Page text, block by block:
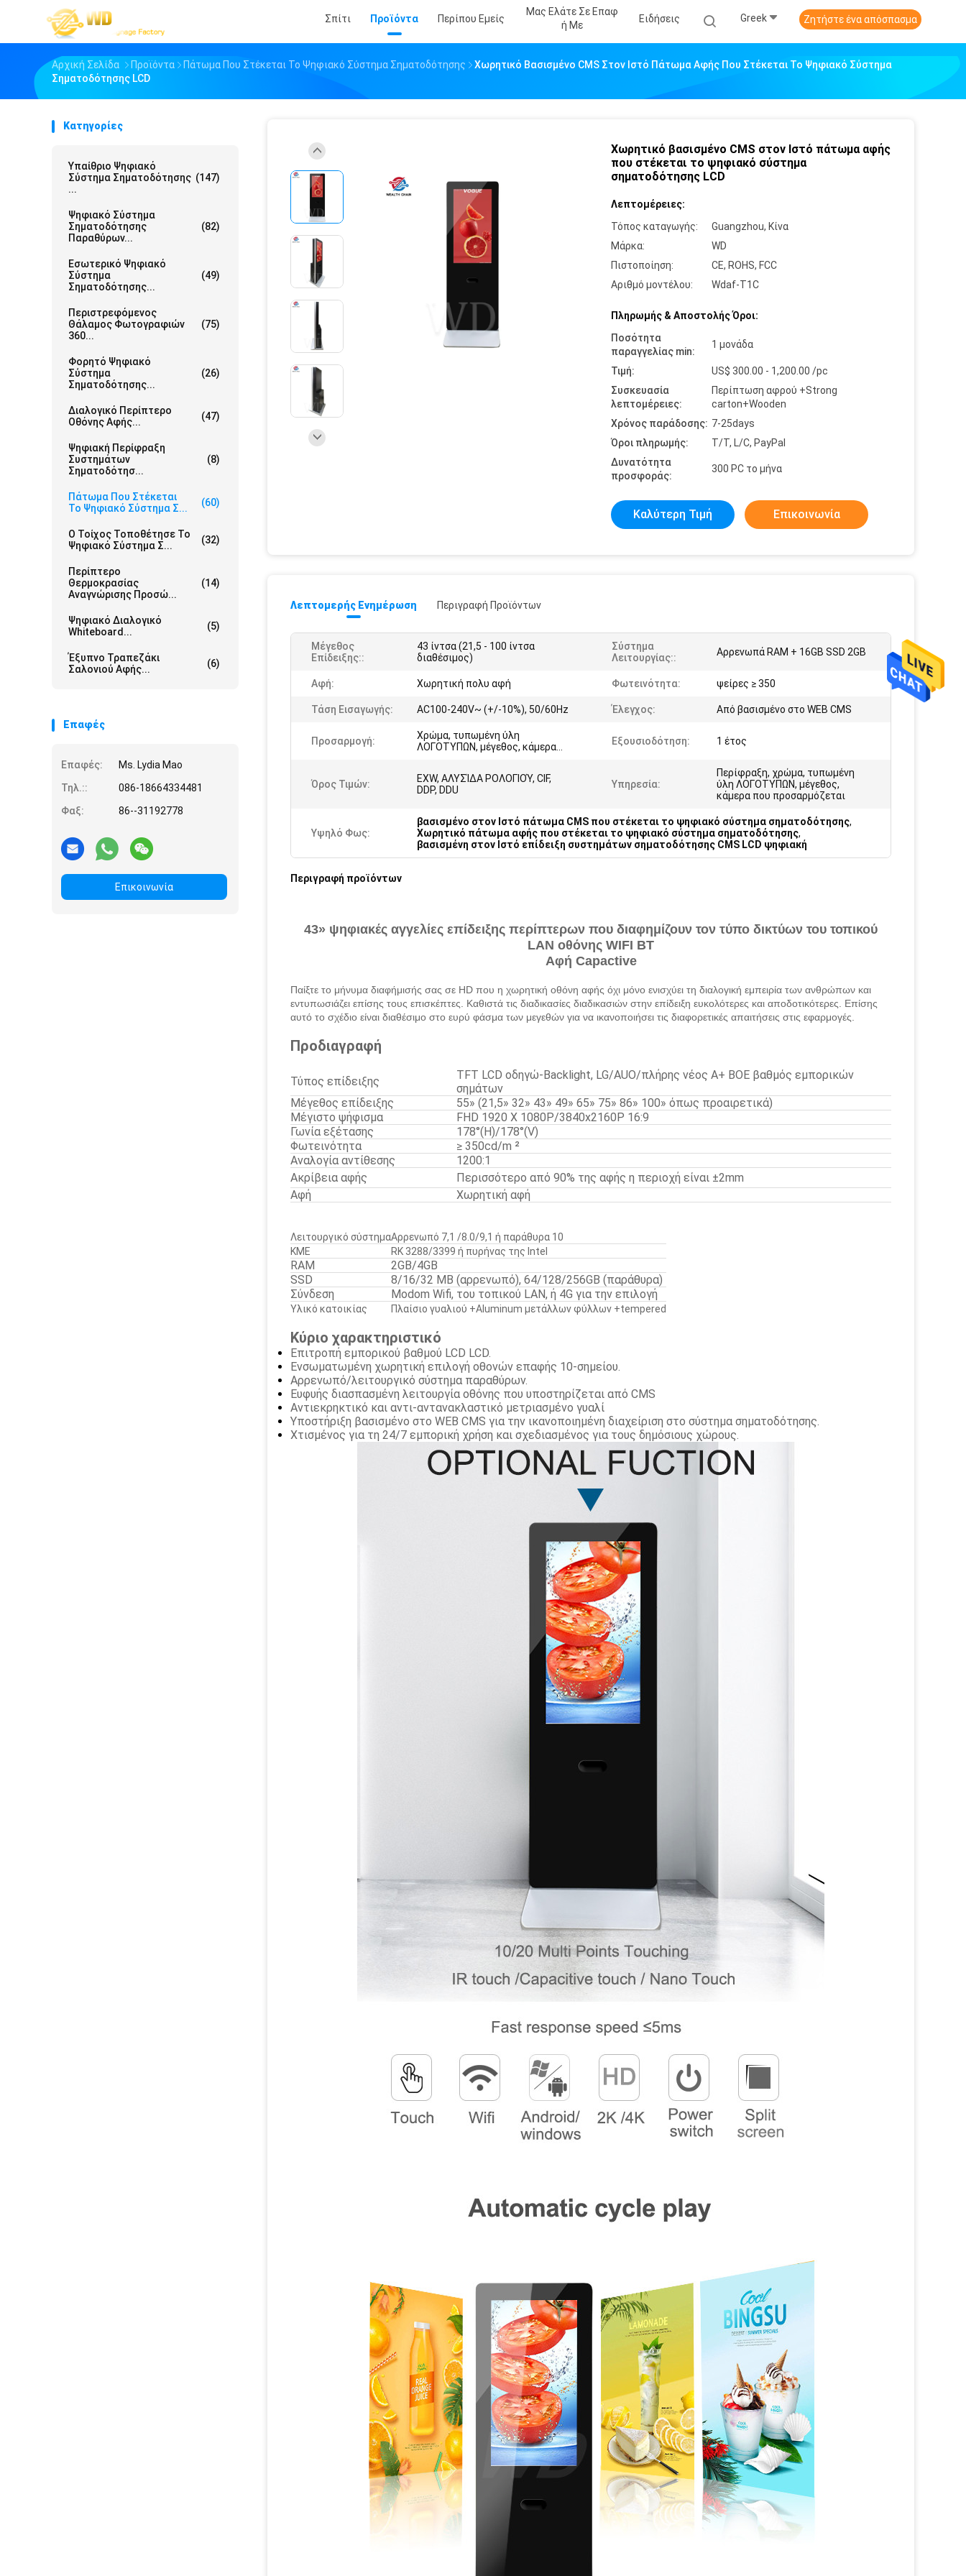
Σπίτι Προϊόντα Περίπου Εμείς
Μας Ελάτε Σε Επαφ
Ή Με
Ειδήσεις Greek Ζητήστε ένα απόσπασμα
Αρχική Σελίδα Προϊόντα Πάτωμα Που Στέκεται Το Ψηφιακό Σύστημα Σηματοδότησης
Χωρητικό Βασισμένο CMS Στον Ιστό Πάτωμα Αφής Που Στέκεται Το Ψηφιακό Σύστημα
Σηματοδότησης LCD
Κατηγορίες
Υπαίθριο Ψηφιακό
Σύστημα Σηματοδότησης
...
(147)
Ψηφιακό Σύστημα
Σηματοδότησης
Παραθύρων...
(82)
Εσωτερικό Ψηφιακό
Σύστημα
Σηματοδότησης...
(49)
Περιστρεφόμενος
Θάλαμος Φωτογραφιών
360...
(75)
Φορητό Ψηφιακό
Σύστημα
Σηματοδότησης...
(26)
Διαλογικό Περίπτερο
Οθόνης Αφής...
(47)
Ψηφιακή Περίφραξη
Συστημάτων
Σηματοδότησ...
(8)
Πάτωμα Που Στέκεται
Το Ψηφιακό Σύστημα Σ...
(60)
Ο Τοίχος Τοποθέτησε Το
Ψηφιακό Σύστημα Σ...
(32)
Περίπτερο
Θερμοκρασίας
Αναγνώρισης Προσώ...
(14)
Ψηφιακό Διαλογικό
Whiteboard...
(5)
Έξυπνο Τραπεζάκι
Σαλονιού Αφής...
(6)
Επαφές
Επαφές:
Ms. Lydia Mao
Τηλ.::
086-18664334481
Φαξ:
86--31192778
Επικοινωνία
Χωρητικό βασισμένο CMS στον Ιστό πάτωμα αφής
που στέκεται το ψηφιακό σύστημα
σηματοδότησης LCD
Λεπτομέρειες:
Τόπος καταγωγής:
Guangzhou, Κίνα
Μάρκα:
WD
Πιστοποίηση:
CE, ROHS, FCC
Αριθμό μοντέλου:
Wdaf-T1C
Πληρωμής & Αποστολής Όροι:
Ποσότητα
παραγγελίας min:
1 μονάδα
Τιμή:
US$ 300.00 - 1,200.00 /pc
Συσκευασία
λεπτομέρειες:
Περίπτωση αφρού +Strong
carton+Wooden
Χρόνος παράδοσης: 7-25days
Όροι πληρωμής:
T/T, L/C, PayPal
Δυνατότητα
προσφοράς:
300 PC το μήνα
Καλύτερη Τιμή Επικοινωνία
Λεπτομερής Ενημέρωση Περιγραφή Προϊόντων
Μέγεθος
Επίδειξης::
43 ίντσα (21,5 - 100 ίντσα
διαθέσιμος)
Σύστημα
Λειτουργίας::
Αρρενωπά RAM + 16GB SSD 2GB
Αφή: Χωρητική πολυ αφή Φωτεινότητα: ψείρες ≥ 350
Τάση Εισαγωγής: AC100-240V~ (+/-10%), 50/60Hz Έλεγχος: Από βασισμένο στο WEB CMS
Προσαρμογή:
Χρώμα, τυπωμένη ύλη
ΛΟΓΟΤΥΠΩΝ, μέγεθος, κάμερα…
Εξουσιοδότηση: 1 έτος
Όρος Τιμών:
EXW, ΑΛΥΣΊΔΑ ΡΟΛΟΓΙΟΎ, CIF,
DDP, DDU
Υπηρεσία:
Περίφραξη, χρώμα, τυπωμένη
ύλη ΛΟΓΟΤΥΠΩΝ, μέγεθος,
κάμερα που προσαρμόζεται
Υψηλό Φως:
βασισμένο στον Ιστό πάτωμα CMS που στέκεται το ψηφιακό σύστημα σηματοδότησης,
Χωρητικό πάτωμα αφής που στέκεται το ψηφιακό σύστημα σηματοδότησης,
βασισμένη στον Ιστό επίδειξη συστημάτων σηματοδότησης CMS LCD ψηφιακή
Περιγραφή προϊόντων
43» ψηφιακές αγγελίες επίδειξης περίπτερων που διαφημίζουν τον τύπο δικτύων του τοπικού
LAN οθόνης WIFI BT
Αφή Capactive
Παίξτε το μήνυμα διαφήμισής σας σε HD που η χωρητική οθόνη αφής όχι μόνο ενισχύει τη διαλογική εμπειρία των ανθρώπων και
εντυπωσιάζει επίσης τους επισκέπτες. Καθιστά τις διαδικασίες διαδικασιών στην επίδειξη ευκολότερες και αποδοτικότερες. Επίσης
αυτό το σχέδιο είναι διαθέσιμο στο ευρύ φάσμα των μεγεθών για να ικανοποιήσει τις διαφορετικές απαιτήσεις στις εφαρμογές.
Προδιαγραφή
Τύπος επίδειξης
TFT LCD οδηγώ-Backlight, LG/AUO/πλήρης νέος A+ BOE βαθμός εμπορικών
σημάτων
Μέγεθος επίδειξης
55» (21,5» 32» 43» 49» 65» 75» 86» 100» όπως προαιρετικά)
Μέγιστο ψήφισμα
FHD 1920 Χ 1080P/3840x2160P 16:9
Γωνία εξέτασης
178°(H)/178°(V)
Φωτεινότητα
≥ 350cd/m ²
Αναλογία αντίθεσης
1200:1
Ακρίβεια αφής
Περισσότερο από 90% της αφής η περιοχή είναι ±2mm
Αφή
Χωρητική αφή
Λειτουργικό σύστημαΑρρενωπό 7,1 /8.0/9,1 ή παράθυρα 10
ΚΜΕ
RK 3288/3399 ή πυρήνας της Intel
RAM
2GB/4GB
SSD
8/16/32 ΜΒ (αρρενωπό), 64/128/256GB (παράθυρα)
Σύνδεση
Modom Wifi, του τοπικού LAN, ή 4G για την επιλογή
Υλικό κατοικίας Πλαίσιο γυαλιού +Aluminum μετάλλων φύλλων +tempered
Κύριο χαρακτηριστικό
Επιτροπή εμπορικού βαθμού LCD LCD.
Ενσωματωμένη χωρητική επιλογή οθονών επαφής 10-σημείου.
Αρρενωπό/λειτουργικό σύστημα παραθύρων.
Ευφυής διασπασμένη λειτουργία οθόνης που υποστηρίζεται από CMS
Αντιεκρηκτικό και αντι-αντανακλαστικό μετριασμένο γυαλί
Υποστήριξη βασισμένο στο WEB CMS για την ικανοποιημένη διαχείριση στο σύστημα σηματοδότησης.
Χτισμένος για τη 24/7 εμπορική χρήση και σχεδιασμένος για τους δημόσιους χώρους.